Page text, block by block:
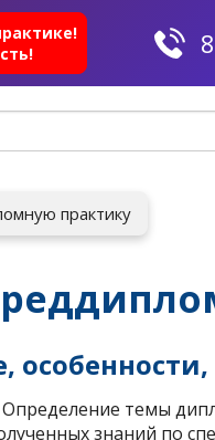
практику
темы
знаний по